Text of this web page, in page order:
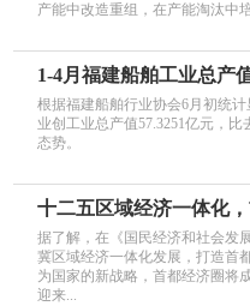
产能中改造重组，在产能淘汰中
1-4月福建船舶工业总产
根据福建船舶行业协会6月初统
业创工业总产值57.3251亿元，
态势。
十二五区域经济一体化
据了解，在《国民经济和社会发
冀区域经济一体化发展，打造首
为国家的新战略，首都经济圈将
迎来...